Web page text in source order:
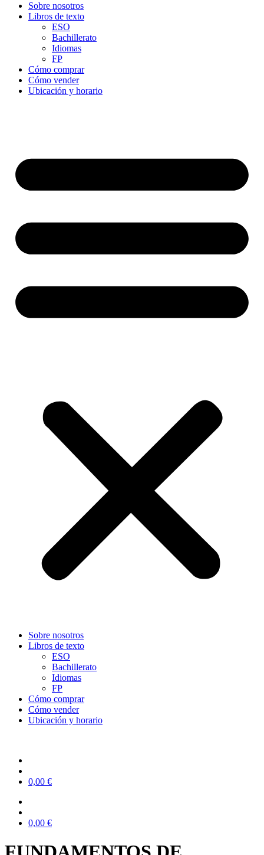
Sobre nosotros
Libros de texto
ESO
Bachillerato
Idiomas
FP
Cómo comprar
Cómo vender
Ubicación y horario
Sobre nosotros
Libros de texto
ESO
Bachillerato
Idiomas
FP
Cómo comprar
Cómo vender
Ubicación y horario
0,00 €
0,00 €